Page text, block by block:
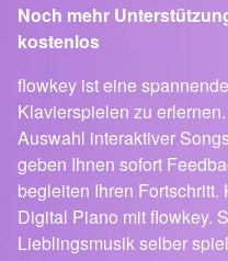
Noch mehr
kostenlos
flowkey ist eine
Klavierspielen zu
Auswahl interaktiver
geben Ihnen sofort
begleiten Ihren
Digital Piano mit flowkey.
Lieblingsmusik selber